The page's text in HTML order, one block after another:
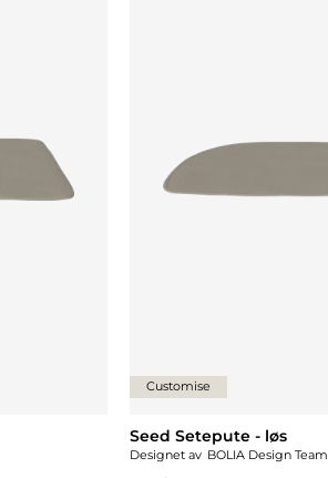
Customise
Seed Setepute - løs
Designet av BOLIA Design Team